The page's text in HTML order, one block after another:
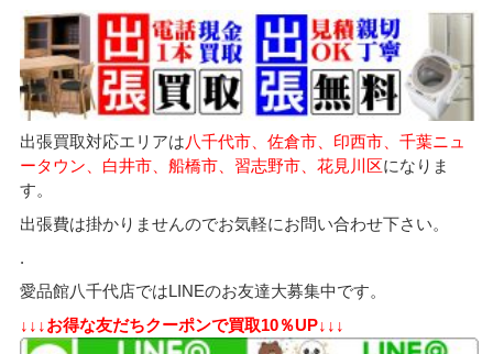
出張買取対応エリアは八千代市、佐倉市、印西市、千葉ニュ
ータウン、白井市、船橋市、習志野市、花見川区になりま
す。
出張費は掛かりませんのでお気軽にお問い合わせ下さい。
.
愛品館八千代店ではLINEのお友達大募集中です。
↓↓↓お得な友だちクーポンで買取10％UP↓↓↓